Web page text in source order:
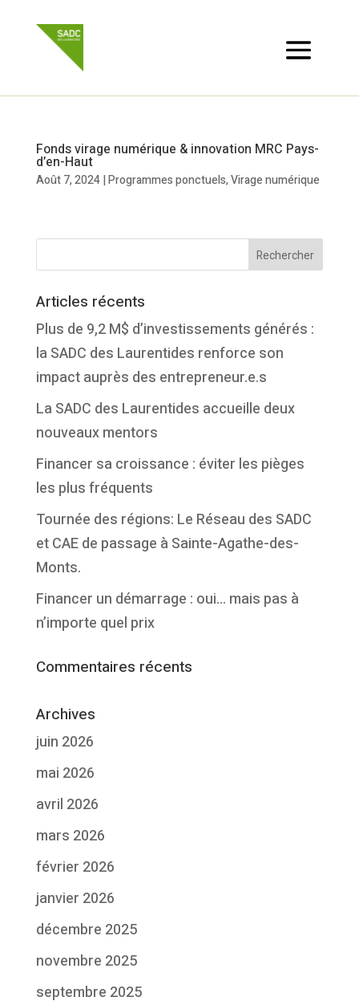
Fonds virage numérique & innovation MRC Pays-
d’en-Haut
Août 7, 2024|Programmes ponctuels,Virage numérique
Articles récents
Plus de 9,2 M$ d’investissements générés :
la SADC des Laurentides renforce son
impact auprès des entrepreneur.e.s
La SADC des Laurentides accueille deux
nouveaux mentors
Financer sa croissance : éviter les pièges
les plus fréquents
Tournée des régions: Le Réseau des SADC
et CAE de passage à Sainte-Agathe-des-
Monts.
Financer un démarrage : oui… mais pas à
n’importe quel prix
Commentaires récents
Archives
juin 2026
mai 2026
avril 2026
mars 2026
février 2026
janvier 2026
décembre 2025
novembre 2025
septembre 2025